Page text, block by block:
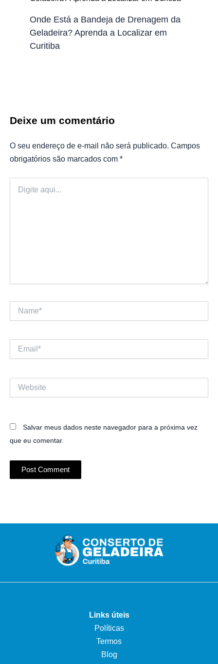
Onde Está a Bandeja de Drenagem da
Geladeira? Aprenda a Localizar em
Curitiba
Deixe um comentário
O seu endereço de e-mail não será publicado. Campos
obrigatórios são marcados com *
aqui...
Email*
Salvar meus dados neste navegador para a próxima vez
que eu comentar.
Links úteis
Políticas
Termos
Blog